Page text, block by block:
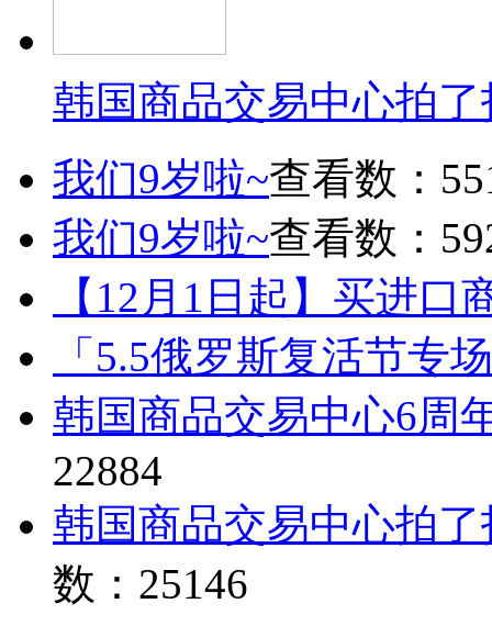
韩国商品交易中心拍
我们9岁啦~查看数：
我们9岁啦~查看数：
【12月1日起】买进口
「5.5俄罗斯复活节专
韩国商品交易中心6周
22884
韩国商品交易中心拍
数：25146